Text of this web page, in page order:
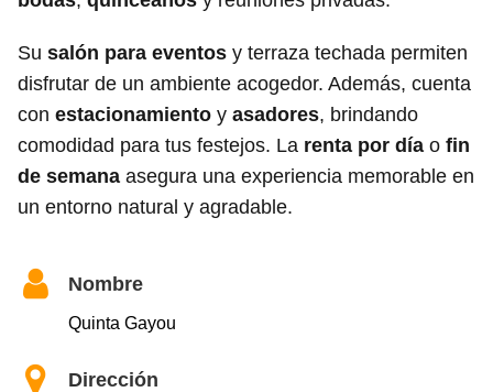
Su salón para eventos y terraza techada permiten
disfrutar de un ambiente acogedor. Además, cuenta
con estacionamiento y asadores, brindando
comodidad para tus festejos. La renta por día o fin
de semana asegura una experiencia memorable en
un entorno natural y agradable.
Nombre
Quinta Gayou
Dirección